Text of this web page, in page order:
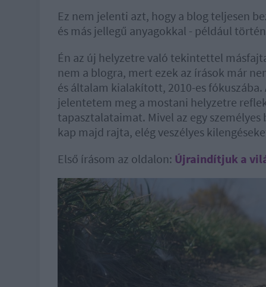
Ez nem jelenti azt, hogy a blog teljesen
és más jellegű anyagokkal - például
Én az új helyzetre való tekintettel
nem a blogra, mert ezek az írások már
és általam kialakított, 2010-es fókuszába.
jelentetem meg a mostani helyzetre
tapasztalataimat. Mivel az egy
kap majd rajta, elég veszélyes
Első írásom az oldalon: Újraindítjuk a